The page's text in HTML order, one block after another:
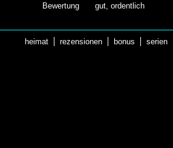
Bewertung
gut, ordentlich
heimat rezensionen bonus serien